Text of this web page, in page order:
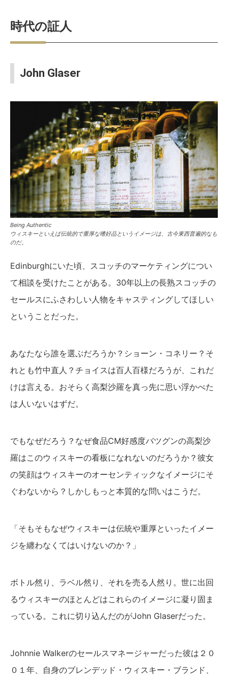
時代の証人
John Glaser
Being Authentic
ウィスキーといえば伝統的で重厚な嗜好品というイメージは、古今東西普遍的なも
のだ。
Edinburghにいた頃、スコッチのマーケティングについ
て相談を受けたことがある。30年以上の長熟スコッチの
セールスにふさわしい人物をキャスティングしてほしい
ということだった。
あなたなら誰を選ぶだろうか？ショーン・コネリー？そ
れとも竹中直人？チョイスは百人百様だろうが、これだ
けは言える。おそらく高梨沙羅を真っ先に思い浮かべた
は人いないはずだ。
でもなぜだろう？なぜ食品CM好感度バツグンの高梨沙
羅はこのウィスキーの看板になれないのだろうか？彼女
の笑顔はウィスキーのオーセンティックなイメージにそ
ぐわないから？しかしもっと本質的な問いはこうだ。
「そもそもなぜウィスキーは伝統や重厚といったイメー
ジを纏わなくてはいけないのか？」
ボトル然り、ラベル然り、それを売る人然り。世に出回
るウィスキーのほとんどはこれらのイメージに凝り固ま
っている。これに切り込んだのがJohn Glaserだった。
Johnnie Walkerのセールスマネージャーだった彼は２０
０１年、自身のブレンデッド・ウィスキー・ブランド、